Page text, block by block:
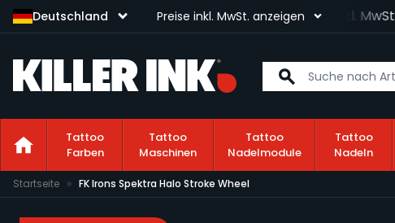
Deutschland Preise inkl. MwSt. anzeigen
nach Deutschlandab 100 € Bestellwert (inkl. MwSt.)!
Tattoo
Farben
Tattoo
Maschinen
Tattoo
Nadelmodule
Tattoo
Nadeln
Zum Inhalt springen
Startseite FK Irons Spektra Halo Stroke Wheel